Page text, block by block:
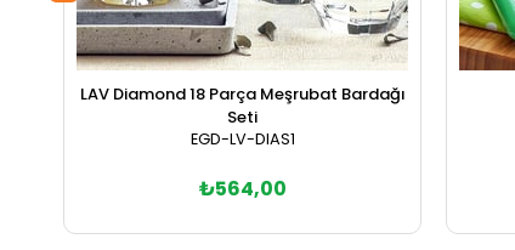
LAV Diamond 18 Parça Meşrubat Bardağı
Seti
EGD-LV-DIAS1
₺564,00